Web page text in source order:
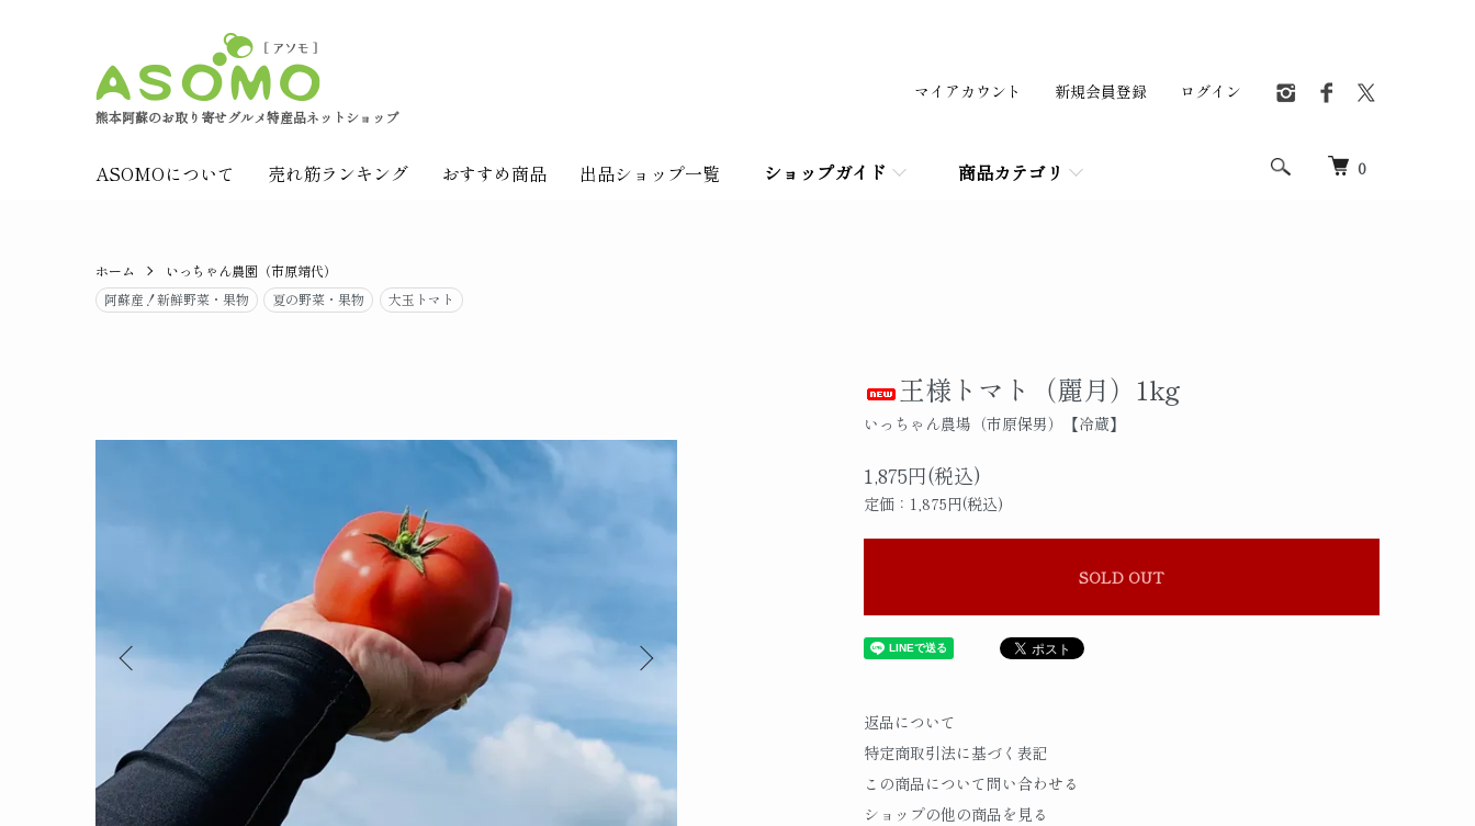
熊本阿蘇のお取り寄せグルメ特産品ネットショップ
0
ASOMOについて 売れ筋ランキング おすすめ商品 出品ショップ一覧 ショップガイド 商品カテゴリ
マイアカウント 新規会員登録 ログイン
ホーム
いっちゃん農園（市原靖代）
阿蘇産！新鮮野菜・果物
夏の野菜・果物 大玉トマト
王様トマト（麗月）1kg
いっちゃん農場（市原保男）【冷蔵】
1,875円(税込)
定価：1,875円(税込)
SOLD OUT
返品について
特定商取引法に基づく表記
この商品について問い合わせる
ショップの他の商品を見る